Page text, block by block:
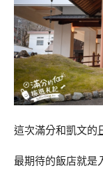
這次滿分和凱文的
最期待的飯店就是